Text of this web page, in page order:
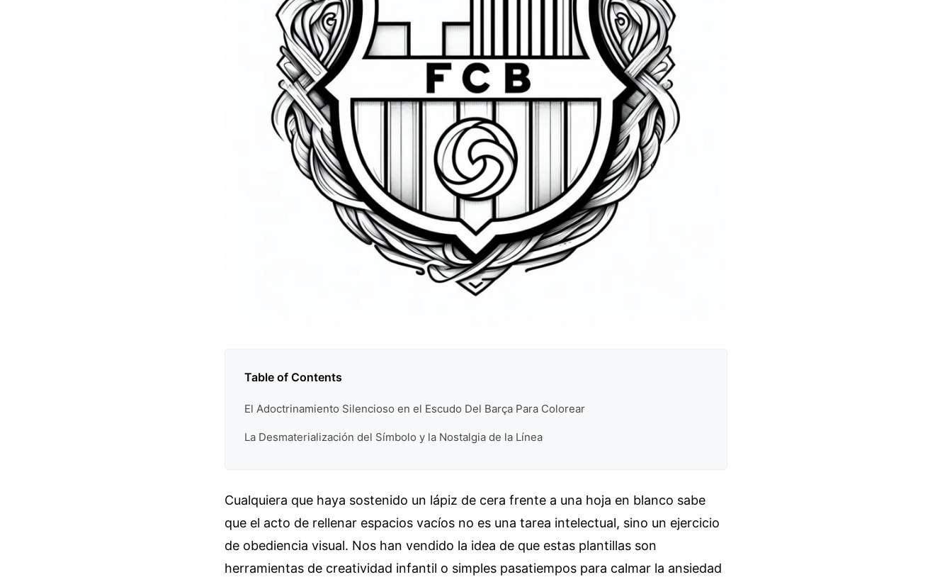
Table of Contents
El Adoctrinamiento Silencioso en el Escudo Del Barça Para Colorear
La Desmaterialización del Símbolo y la Nostalgia de la Línea
Cualquiera que haya sostenido un lápiz de cera frente a una hoja en blanco sabe
que el acto de rellenar espacios vacíos no es una tarea intelectual, sino un ejercicio
de obediencia visual. Nos han vendido la idea de que estas plantillas son
herramientas de creatividad infantil o simples pasatiempos para calmar la ansiedad